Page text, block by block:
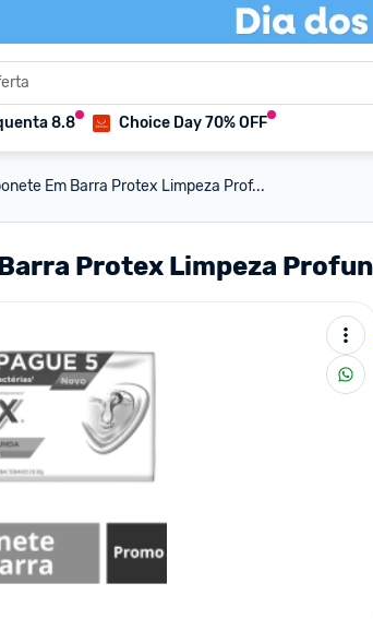
8.8 Choice Day 70% OFF
Em Barra Protex Limpeza Prof...
Protex Limpeza